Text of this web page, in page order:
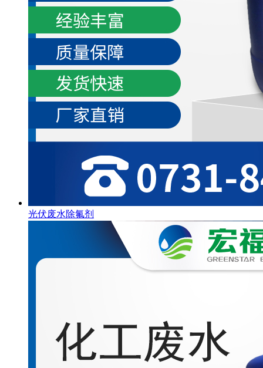
光伏废水除氟剂